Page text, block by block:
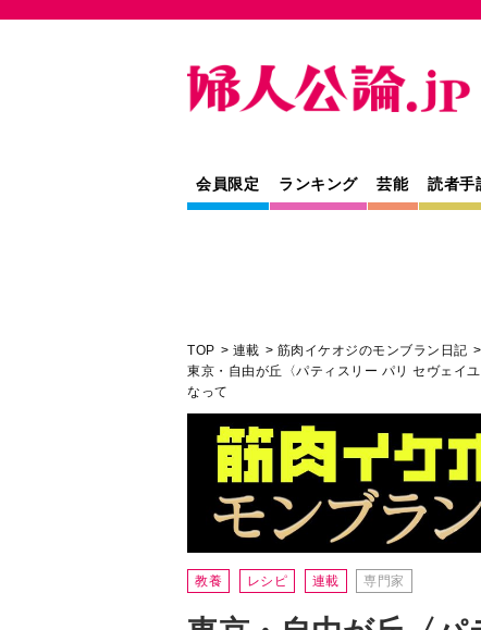
会員限定 ランキング 芸能 読者手
教養 レシピ 連載 専門家
東京・自由が丘〈
ヴェイユ〉今シーズ
ン？栗ペーストの